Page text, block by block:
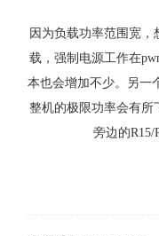
因为负载功率范围宽
载，强制电源工作在
本也会增加不少。另一
整机的极限功率会有所
旁边的R15/